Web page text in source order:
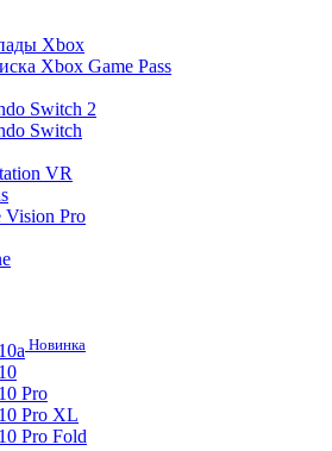
Xbox
Xbox Game Pass
Switch 2
Switch
VR
Vision Pro
Новинка
Pro
Pro XL
Pro Fold